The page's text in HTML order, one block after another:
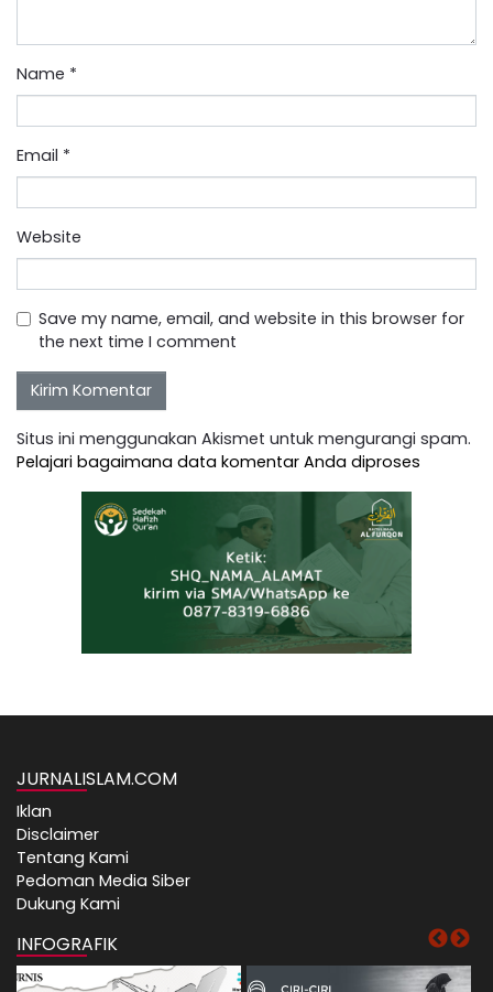
Name *
Email *
Website
Save my name, email, and website in this browser for
the next time I comment
Situs ini menggunakan Akismet untuk mengurangi spam.
Pelajari bagaimana data komentar Anda diproses
JURNALISLAM.COM
Iklan
Disclaimer
Tentang Kami
Pedoman Media Siber
Dukung Kami
INFOGRAFIK